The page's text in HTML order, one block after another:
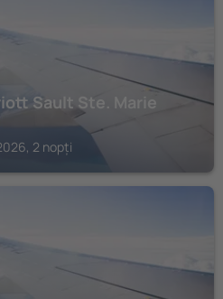
Sault Ste. Marie
2 nopți